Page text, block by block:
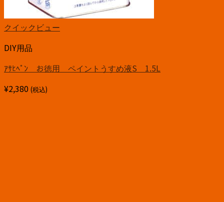
クイックビュー
DIY用品
ｱｻﾋﾍﾟﾝ お徳用 ペイントうすめ液S 1.5L
¥2,380 (税込)